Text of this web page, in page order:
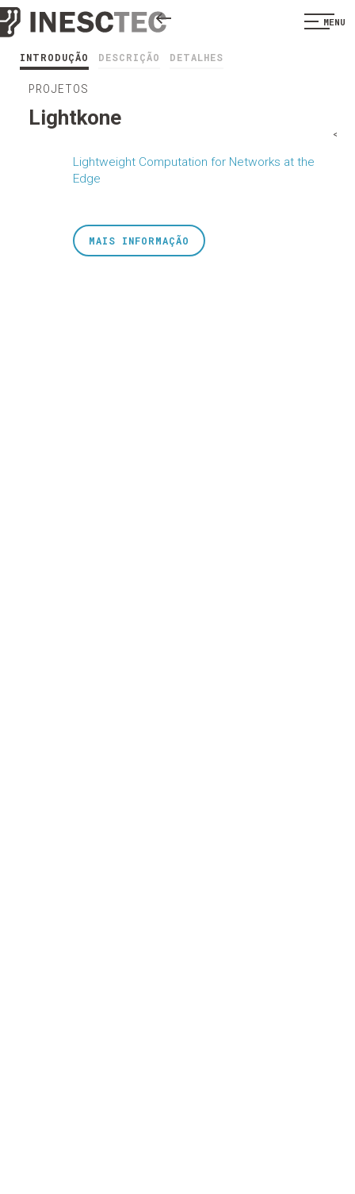
MENU
INTRODUÇÃO DESCRIÇÃO DETALHES
PROJETOS
Lightkone
Lightweight Computation for Networks at the
Edge
<
MAIS INFORMAÇÃO